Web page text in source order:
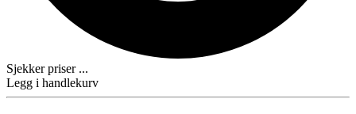
Sjekker priser ...
Legg i handlekurv